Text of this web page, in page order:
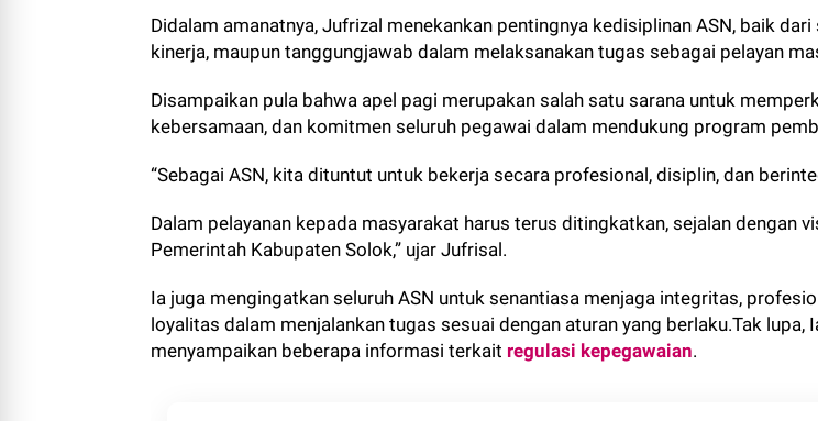
Didalam amanatnya, Jufrizal menekankan pentingnya kedisiplinan ASN, baik dari
kinerja, maupun tanggungjawab dalam melaksanakan tugas sebagai pelayan
Disampaikan pula bahwa apel pagi merupakan salah satu sarana untuk
kebersamaan, dan komitmen seluruh pegawai dalam mendukung program
“Sebagai ASN, kita dituntut untuk bekerja secara profesional, disiplin, dan
Dalam pelayanan kepada masyarakat harus terus ditingkatkan, sejalan dengan
Pemerintah Kabupaten Solok,” ujar Jufrisal.
Ia juga mengingatkan seluruh ASN untuk senantiasa menjaga integritas,
loyalitas dalam menjalankan tugas sesuai dengan aturan yang berlaku.Tak lupa,
menyampaikan beberapa informasi terkait regulasi kepegawaian.